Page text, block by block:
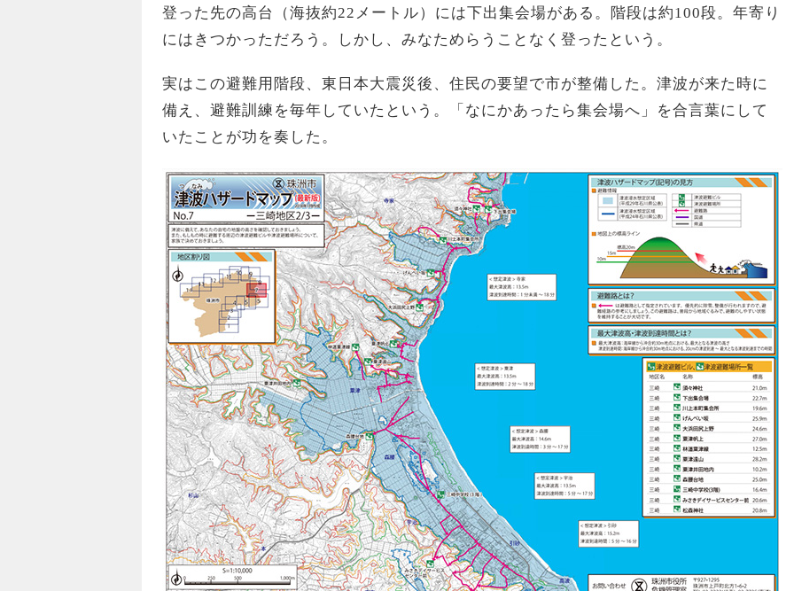
登った先の高台（海抜約22メートル）には下出集会場がある。階段は約100段。年寄り
にはきつかっただろう。しかし、みなためらうことなく登ったという。
実はこの避難用階段、東日本大震災後、住民の要望で市が整備した。津波が来た時に
備え、避難訓練を毎年していたという。「なにかあったら集会場へ」を合言葉にして
いたことが功を奏した。